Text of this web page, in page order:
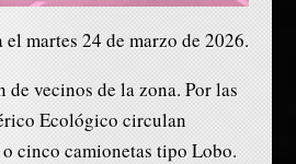
martes 24 de marzo de 2026.
de vecinos de la zona. Por las
Ecológico circulan
cinco camionetas tipo Lobo.